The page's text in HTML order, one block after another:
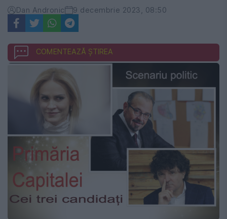
Dan Andronic 9 decembrie 2023, 08:50
COMENTEAZĂ ȘTIREA